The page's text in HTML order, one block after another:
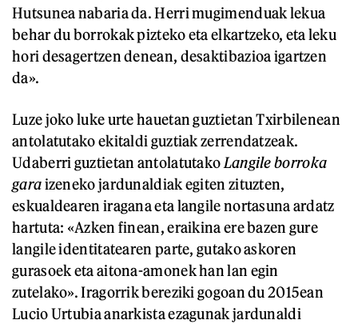
Hutsunea nabaria da. Herri mugimenduak lekua
behar du borrokak pizteko eta elkartzeko, eta leku
hori desagertzen denean, desaktibazioa igartzen
da».
Luze joko luke urte hauetan guztietan Txirbilenean
antolatutako ekitaldi guztiak zerrendatzeak.
Udaberri guztietan antolatutakoLangile borroka
garaizeneko jardunaldiak egiten zituzten,
eskualdearen iragana eta langile nortasuna ardatz
hartuta: «Azken finean, eraikina ere bazen gure
langile identitatearen parte, gutako askoren
gurasoek eta aitona-amonek han lan egin
zutelako». Iragorrik bereziki gogoan du 2015ean
Lucio Urtubia anarkista ezagunak jardunaldi